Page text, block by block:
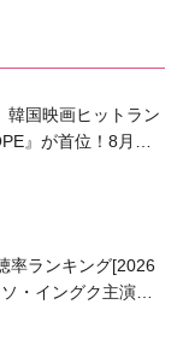
韓国映画ヒットラン
』が首位！8月公
率ランキング[2026
・イングク主演の